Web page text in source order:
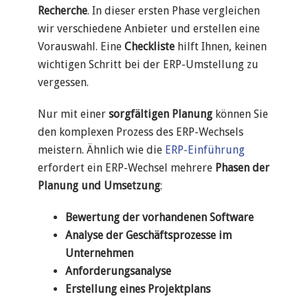
Recherche. In dieser ersten Phase vergleichen
wir verschiedene Anbieter und erstellen eine
Vorauswahl. Eine Checkliste hilft Ihnen, keinen
wichtigen Schritt bei der ERP-Umstellung zu
vergessen.
Nur mit einer sorgfältigen Planung können Sie
den komplexen Prozess des ERP-Wechsels
meistern. Ähnlich wie die ERP-Einführung
erfordert ein ERP-Wechsel mehrere Phasen der
Planung und Umsetzung:
Bewertung der vorhandenen Software
Analyse der Geschäftsprozesse im
Unternehmen
Anforderungsanalyse
Erstellung eines Projektplans